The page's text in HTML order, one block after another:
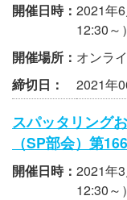
開催日時： 2021年
12:30～）
開催場所： オンラ
締切日：
2021年
スパッタリング
（SP部会）第
開催日時： 2021年
12:30～）